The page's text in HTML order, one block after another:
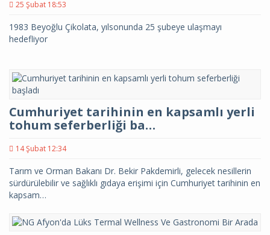
25 Şubat 18:53
1983 Beyoğlu Çikolata, yılsonunda 25 şubeye ulaşmayı
hedefliyor
Cumhuriyet tarihinin en kapsamlı yerli
tohum seferberliği ba…
14 Şubat 12:34
Tarım ve Orman Bakanı Dr. Bekir Pakdemirli, gelecek nesillerin
sürdürülebilir ve sağlıklı gıdaya erişimi için Cumhuriyet tarihinin en
kapsam…